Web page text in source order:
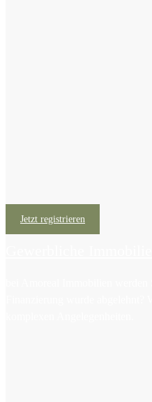
Jetzt registrieren